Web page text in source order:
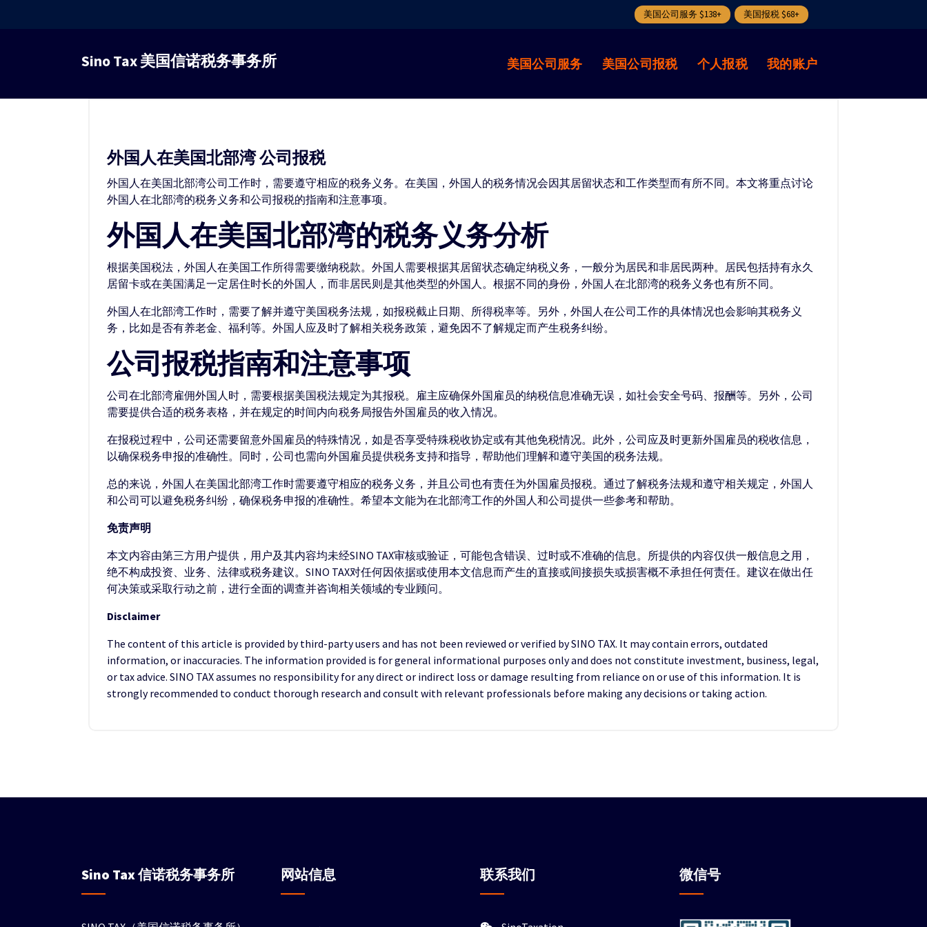
美国公司服务 $138+ 美国报税 $68+
容
Sino Tax 美国信诺税务事务所 美国公司服务 美国公司报税 个人报税 我的账户
外国人在美国北部湾 公司报税
外国人在美国北部湾公司工作时，需要遵守相应的税务义务。在美国，外国人的税务情况会因其居留状态和工作类型而有所不同。本文将重点讨论
外国人在北部湾的税务义务和公司报税的指南和注意事项。
外国人在美国北部湾的税务义务分析
根据美国税法，外国人在美国工作所得需要缴纳税款。外国人需要根据其居留状态确定纳税义务，一般分为居民和非居民两种。居民包括持有永久
居留卡或在美国满足一定居住时长的外国人，而非居民则是其他类型的外国人。根据不同的身份，外国人在北部湾的税务义务也有所不同。
外国人在北部湾工作时，需要了解并遵守美国税务法规，如报税截止日期、所得税率等。另外，外国人在公司工作的具体情况也会影响其税务义
务，比如是否有养老金、福利等。外国人应及时了解相关税务政策，避免因不了解规定而产生税务纠纷。
公司报税指南和注意事项
公司在北部湾雇佣外国人时，需要根据美国税法规定为其报税。雇主应确保外国雇员的纳税信息准确无误，如社会安全号码、报酬等。另外，公司
需要提供合适的税务表格，并在规定的时间内向税务局报告外国雇员的收入情况。
在报税过程中，公司还需要留意外国雇员的特殊情况，如是否享受特殊税收协定或有其他免税情况。此外，公司应及时更新外国雇员的税收信息，
以确保税务申报的准确性。同时，公司也需向外国雇员提供税务支持和指导，帮助他们理解和遵守美国的税务法规。
总的来说，外国人在美国北部湾工作时需要遵守相应的税务义务，并且公司也有责任为外国雇员报税。通过了解税务法规和遵守相关规定，外国人
和公司可以避免税务纠纷，确保税务申报的准确性。希望本文能为在北部湾工作的外国人和公司提供一些参考和帮助。
免责声明
本文内容由第三方用户提供，用户及其内容均未经SINO TAX审核或验证，可能包含错误、过时或不准确的信息。所提供的内容仅供一般信息之用，
绝不构成投资、业务、法律或税务建议。SINO TAX对任何因依据或使用本文信息而产生的直接或间接损失或损害概不承担任何责任。建议在做出任
何决策或采取行动之前，进行全面的调查并咨询相关领域的专业顾问。
Disclaimer
The content of this article is provided by third-party users and has not been reviewed or verified by SINO TAX. It may contain errors, outdated
information, or inaccuracies. The information provided is for general informational purposes only and does not constitute investment, business, legal,
or tax advice. SINO TAX assumes no responsibility for any direct or indirect loss or damage resulting from reliance on or use of this information. It is
strongly recommended to conduct thorough research and consult with relevant professionals before making any decisions or taking action.
Sino Tax信诺税务事务所 网站信息 联系我们 微信号